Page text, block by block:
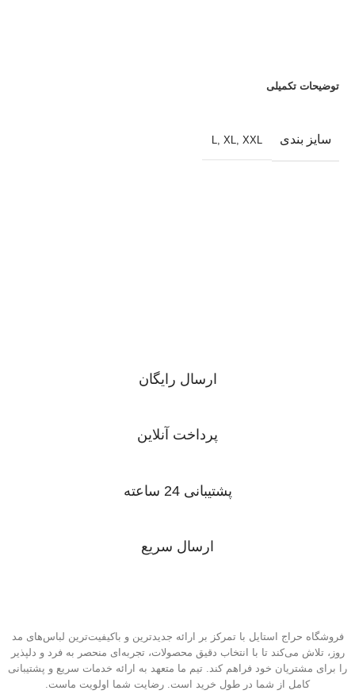
توضیحات تکمیلی
سایز بندی L XL XXL
ارسال رایگان
پرداخت آنلاین
پشتیبانی 24 ساعته
ارسال سریع
فروشگاه حراج استایل با تمرکز بر ارائه جدیدترین و باکیفیت‌ترین لباس‌های مد
روز، تلاش می‌کند تا با انتخاب دقیق محصولات، تجربه‌ای منحصر به فرد و دلپذیر
را برای مشتریان خود فراهم کند. تیم ما متعهد به ارائه خدمات سریع و پشتیبانی
کامل از شما در طول خرید است. رضایت شما اولویت ماست.